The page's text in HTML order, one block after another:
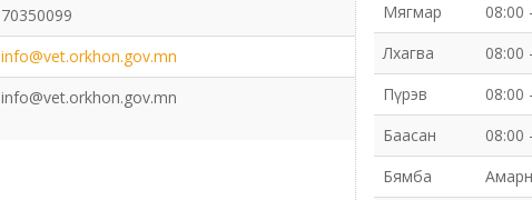
70350099
info@vet.orkhon.gov.mn
info@vet.orkhon.gov.mn
Мягмар
08:00
Лхагва
08:00
Пүрэв
08:00
Баасан
08:00
Бямба